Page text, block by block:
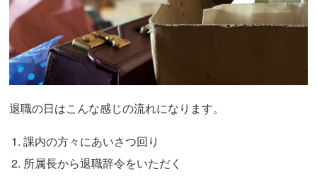
退職の日はこんな感じの流れになります。
課内の方々にあいさつ回り
所属長から退職辞令をいただく